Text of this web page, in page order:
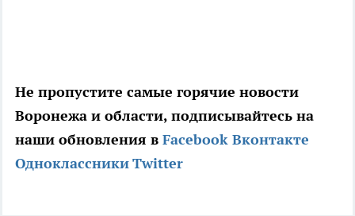
Не пропустите самые горячие новости
Воронежа и области, подписывайтесь на
наши обновления в Facebook Вконтакте
ОдноклассникиTwitter